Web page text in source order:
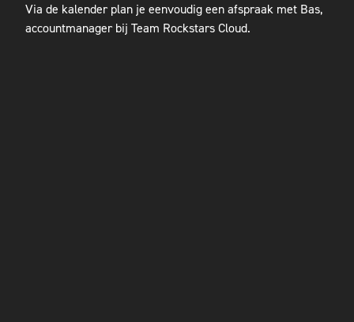
Via de kalender plan je eenvoudig een afspraak met Bas,
accountmanager bij Team Rockstars Cloud.